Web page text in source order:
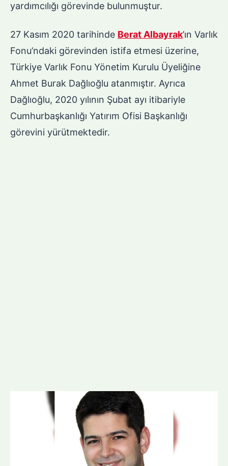
yardımcılığı görevinde bulunmuştur.
27 Kasım 2020 tarihinde Berat Albayrak’ın Varlık
Fonu’ndaki görevinden istifa etmesi üzerine,
Türkiye Varlık Fonu Yönetim Kurulu Üyeliğine
Ahmet Burak Dağlıoğlu atanmıştır. Ayrıca
Dağlıoğlu, 2020 yılının Şubat ayı itibariyle
Cumhurbaşkanlığı Yatırım Ofisi Başkanlığı
görevini yürütmektedir.